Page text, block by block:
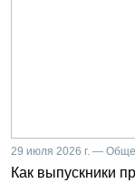
29 июля 2026 г. —
Как выпускники